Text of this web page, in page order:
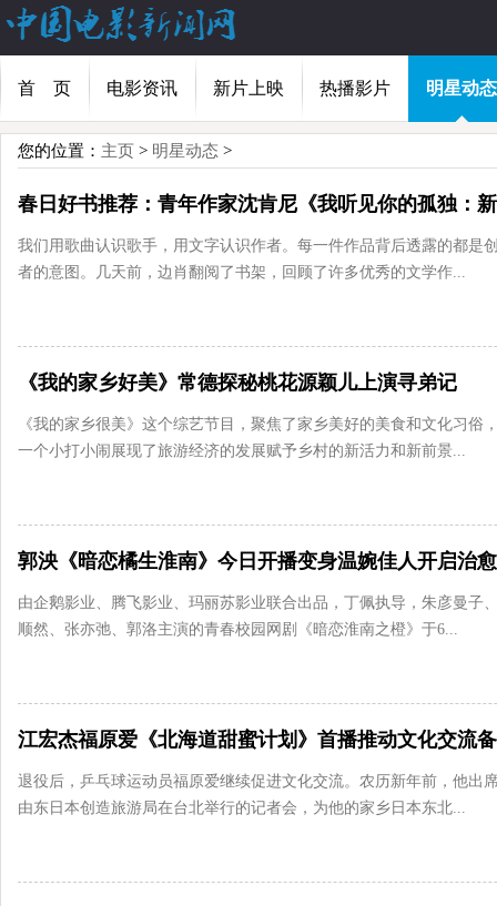
首 页 电影资讯 新片上映 热播影片 明星动态
您的位置： 主页 > 明星动态 >
我们用歌曲认识歌手，用文字认识作者。每一件作品背后透露的都是
者的意图。几天前，边肖翻阅了书架，回顾了许多优秀的文学作...
《我的家乡好美》常德探秘桃花源颖儿上演寻弟记
《我的家乡很美》这个综艺节目，聚焦了家乡美好的美食和文化习俗
一个小打小闹展现了旅游经济的发展赋予乡村的新活力和新前景...
由企鹅影业、腾飞影业、玛丽苏影业联合出品，丁佩执导，朱彦曼子
顺然、张亦弛、郭洛主演的青春校园网剧《暗恋淮南之橙》于6...
退役后，乒乓球运动员福原爱继续促进文化交流。农历新年前，他出
由东日本创造旅游局在台北举行的记者会，为他的家乡日本东北...